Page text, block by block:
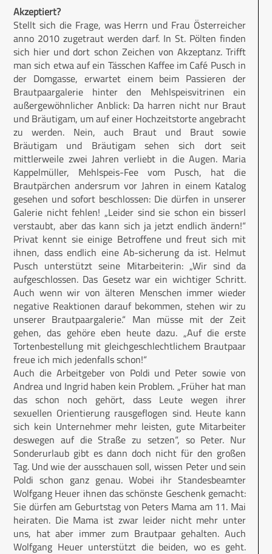
Akzeptiert?
Stellt sich die Frage, was Herrn und Frau Österreicher
anno 2010 zugetraut werden darf. In St. Pölten finden
sich hier und dort schon Zeichen von Akzeptanz. Trifft
man sich etwa auf ein Tässchen Kaffee im Café Pusch in
der Domgasse, erwartet einem beim Passieren der
Brautpaargalerie hinter den Mehlspeisvitrinen ein
außergewöhnlicher Anblick: Da harren nicht nur Braut
und Bräutigam, um auf einer Hochzeitstorte angebracht
zu werden. Nein, auch Braut und Braut sowie
Bräutigam und Bräutigam sehen sich dort seit
mittlerweile zwei Jahren verliebt in die Augen. Maria
Kappelmüller, Mehlspeis-Fee vom Pusch, hat die
Brautpärchen andersrum vor Jahren in einem Katalog
gesehen und sofort beschlossen: Die dürfen in unserer
Galerie nicht fehlen! „Leider sind sie schon ein bisserl
verstaubt, aber das kann sich ja jetzt endlich ändern!“
Privat kennt sie einige Betroffene und freut sich mit
ihnen, dass endlich eine Ab-sicherung da ist. Helmut
Pusch unterstützt seine Mitarbeiterin: „Wir sind da
aufgeschlossen. Das Gesetz war ein wichtiger Schritt.
Auch wenn wir von älteren Menschen immer wieder
negative Reaktionen darauf bekommen, stehen wir zu
unserer Brautpaargalerie.“ Man müsse mit der Zeit
gehen, das gehöre eben heute dazu. „Auf die erste
Tortenbestellung mit gleichgeschlechtlichem Brautpaar
freue ich mich jedenfalls schon!“
Auch die Arbeitgeber von Poldi und Peter sowie von
Andrea und Ingrid haben kein Problem. „Früher hat man
das schon noch gehört, dass Leute wegen ihrer
sexuellen Orientierung rausgeflogen sind. Heute kann
sich kein Unternehmer mehr leisten, gute Mitarbeiter
deswegen auf die Straße zu setzen“, so Peter. Nur
Sonderurlaub gibt es dann doch nicht für den großen
Tag. Und wie der ausschauen soll, wissen Peter und sein
Poldi schon ganz genau. Wobei ihr Standesbeamter
Wolfgang Heuer ihnen das schönste Geschenk gemacht:
Sie dürfen am Geburtstag von Peters Mama am 11. Mai
heiraten. Die Mama ist zwar leider nicht mehr unter
uns, hat aber immer zum Brautpaar gehalten. Auch
Wolfgang Heuer unterstützt die beiden, wo es geht.